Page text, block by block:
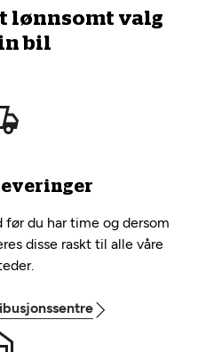
lønnsomt valg
bil
du har time og dersom
disse raskt til alle våre